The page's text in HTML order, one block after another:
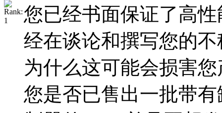
您已经书面保证了高
经在谈论和撰写您的
为什么这可能会损害
您是否已售出一批带